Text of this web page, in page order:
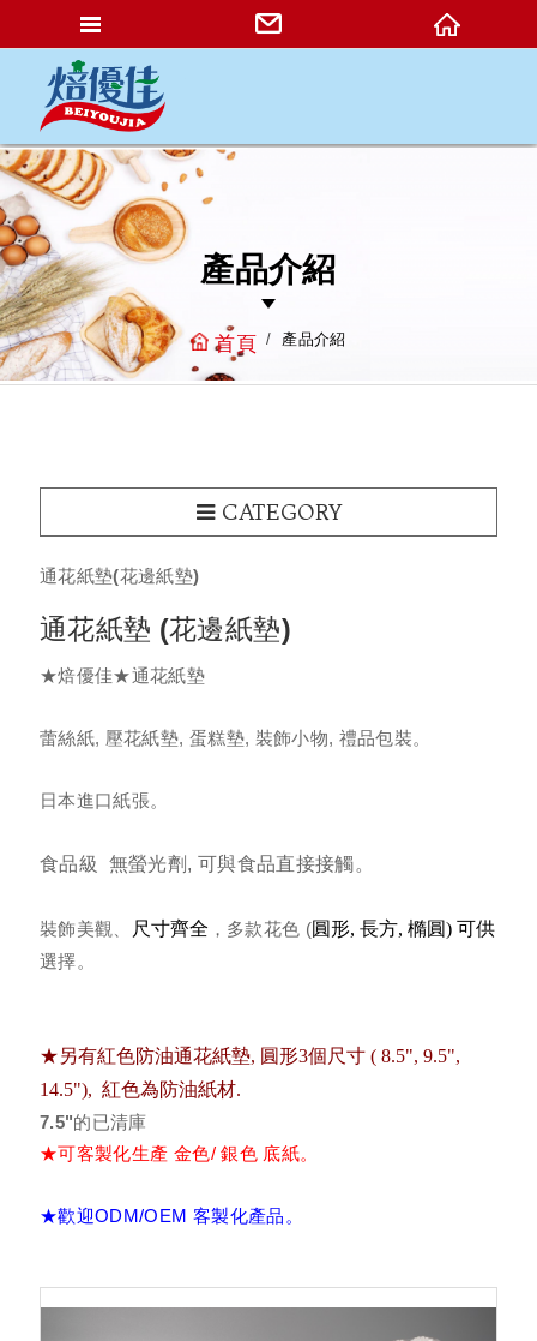
產品介紹
首頁 產品介紹
CATEGORY
進口烤盤紙
圓形萬用料理紙 (韓式烤肉紙)
進口蒸籠紙
饅頭包子、粿紙
通花紙墊(花邊紙墊)
裝飾通花紙墊
捲口烤杯
通花紙墊(花邊紙墊)
通花紙墊 (花邊紙墊)
★焙優佳★通花紙墊
​蕾絲紙, 壓花紙墊, 蛋糕墊, 裝飾小物, 禮品包裝。
日本進口紙張。
食品級 無螢光劑, 可與食品直接接觸。
裝飾美觀、 尺寸齊全 ，多款花色 (圓形, 長方, 橢圓) 可供
選擇。
★另有紅色防油通花紙墊, 圓形3個尺寸 ( 8.5", 9.5",
14.5"), 紅色為防油紙材.
7.5"的已清庫
★可客製化生產 金色/ 銀色 底紙。
★歡迎ODM/OEM 客製化產品。